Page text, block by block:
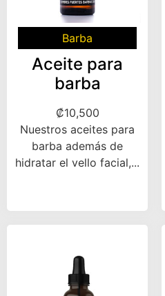
Barba
Aceite para
barba
₡10,500
Nuestros aceites para
barba además de
hidratar el vello facial,...